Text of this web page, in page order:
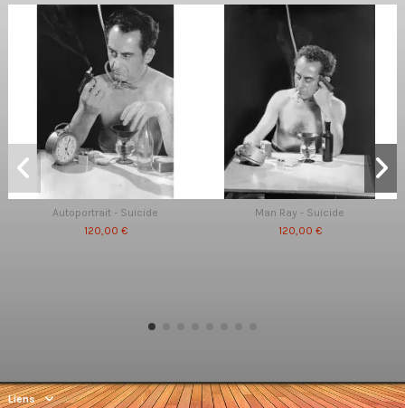
Autoportrait - Suicide
120,00 €
Man Ray - Suicide
120,00 €
Liens